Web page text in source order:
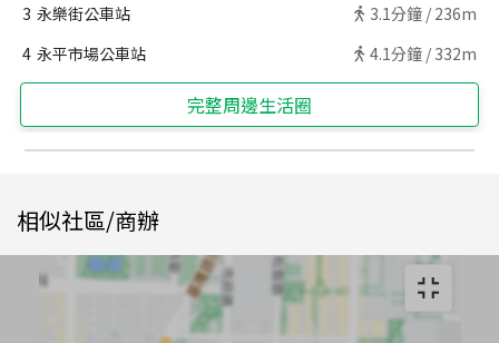
3 永樂街公車站 3.1分鐘 / 236m
4 永平市場公車站 4.1分鐘 / 332m
完整周邊生活圈
相似社區/商辦